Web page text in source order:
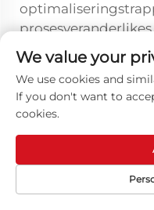
Tegnologie-
Gevorderde
tegnologie
Ontluikende
vrystellingsmiddels
We value your
We use cookies and
If you don't want to
cookies.